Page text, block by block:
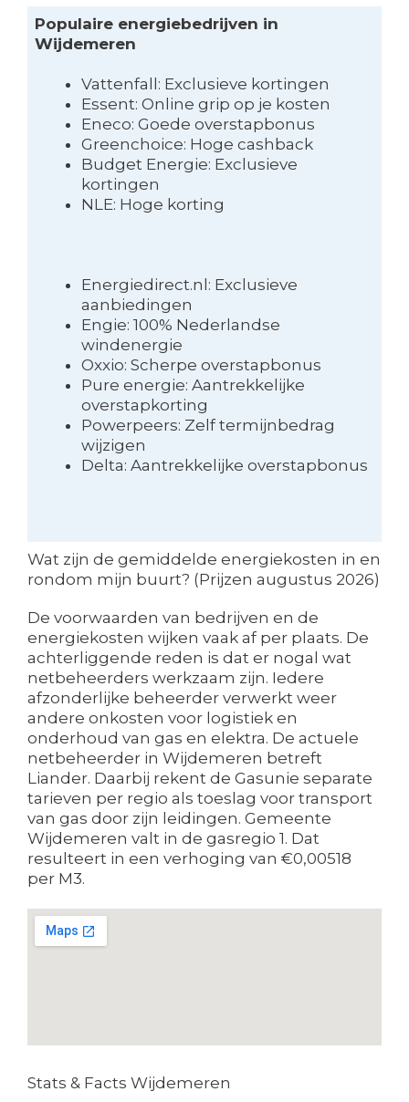
Populaire energiebedrijven in
Wijdemeren
Vattenfall: Exclusieve kortingen
Essent: Online grip op je kosten
Eneco: Goede overstapbonus
Greenchoice: Hoge cashback
Budget Energie: Exclusieve
kortingen
NLE: Hoge korting
Energiedirect.nl: Exclusieve
aanbiedingen
Engie: 100% Nederlandse
windenergie
Oxxio: Scherpe overstapbonus
Pure energie: Aantrekkelijke
overstapkorting
Powerpeers: Zelf termijnbedrag
wijzigen
Delta: Aantrekkelijke overstapbonus
Wat zijn de gemiddelde energiekosten in en
rondom mijn buurt? (Prijzen augustus 2026)
De voorwaarden van bedrijven en de
energiekosten wijken vaak af per plaats. De
achterliggende reden is dat er nogal wat
netbeheerders werkzaam zijn. Iedere
afzonderlijke beheerder verwerkt weer
andere onkosten voor logistiek en
onderhoud van gas en elektra. De actuele
netbeheerder in Wijdemeren betreft
Liander. Daarbij rekent de Gasunie separate
tarieven per regio als toeslag voor transport
van gas door zijn leidingen. Gemeente
Wijdemeren valt in de gasregio 1. Dat
resulteert in een verhoging van €0,00518
per M3.
Stats & Facts Wijdemeren